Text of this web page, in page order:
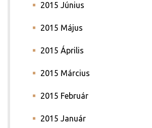
2015 Június
2015 Május
2015 Április
2015 Március
2015 Február
2015 Január